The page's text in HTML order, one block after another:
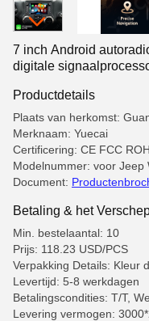
7 inch Android
digitale
Productdetails
Plaats van herkomst:
Merknaam: Yuecai
Certificering: CE FCC
Modelnummer: voor Jeep
Document:
Betaling & het
Min. bestelaantal: 10
Prijs: 118.23 USD/PCS
Verpakking Details: Kleur
Levertijd: 5-8 werkdagen
Betalingscondities: T/T,
Levering vermogen: